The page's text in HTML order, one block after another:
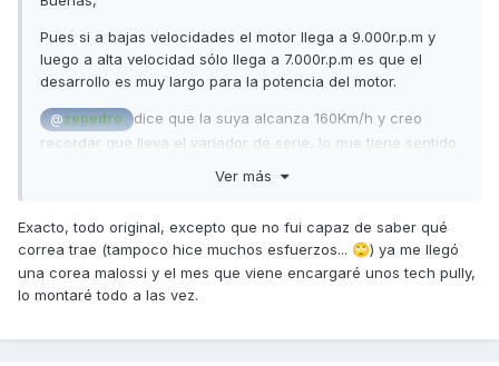
Pues si a bajas velocidades el motor llega a 9.000r.p.m y
luego a alta velocidad sólo llega a 7.000r.p.m es que el
desarrollo es muy largo para la potencia del motor.
@zepedro
dice que la suya alcanza 160Km/h y creo
recordar que lleva el variador de serie, lo que tiene sentido
pero suelen sacrificar algo la velocidad máxima.
Saludos,
Ver más
Exacto, todo original, excepto que no fui capaz de saber qué
correa trae (tampoco hice muchos esfuerzos... 🙄) ya me llegó
una corea malossi y el mes que viene encargaré unos tech pully,
lo montaré todo a las vez.